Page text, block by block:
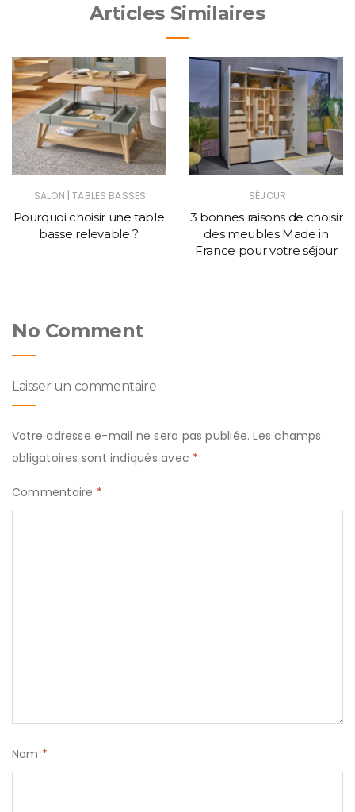
Articles Similaires
SALON | TABLES BASSES
Pourquoi choisir une table
basse relevable ?
SÉJOUR
3 bonnes raisons de choisir
des meubles Made in
France pour votre séjour
No Comment
Laisser un commentaire
Votre adresse e-mail ne sera pas publiée. Les champs
obligatoires sont indiqués avec *
Commentaire *
Nom *